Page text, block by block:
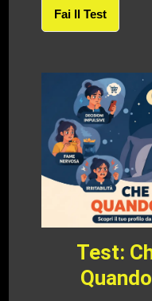
Fai Il Test
Test: